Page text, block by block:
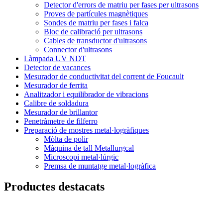
Detector d'errors de matriu per fases per ultrasons
Proves de partícules magnètiques
Sondes de matriu per fases i falca
Bloc de calibració per ultrasons
Cables de transductor d'ultrasons
Connector d'ultrasons
Làmpada UV NDT
Detector de vacances
Mesurador de conductivitat del corrent de Foucault
Mesurador de ferrita
Analitzador i equilibrador de vibracions
Calibre de soldadura
Mesurador de brillantor
Penetràmetre de filferro
Preparació de mostres metal·logràfiques
Mòlta de polir
Màquina de tall Metallurgcal
Microscopi metal·lúrgic
Premsa de muntatge metal·logràfica
Productes destacats